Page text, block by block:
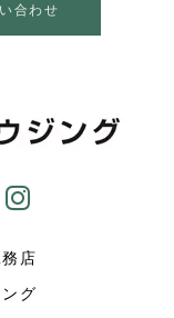
合わせ
店
グ